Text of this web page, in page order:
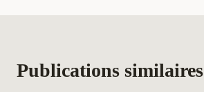
Publications similaires